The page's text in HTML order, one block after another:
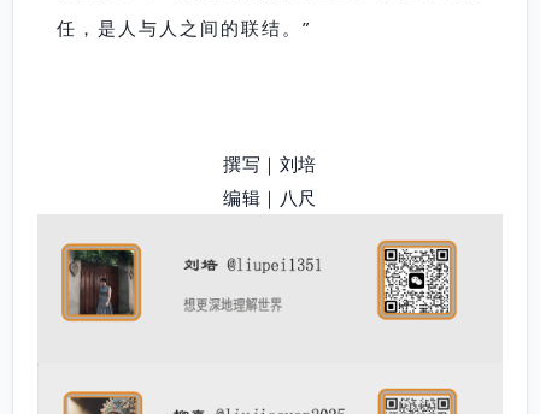
任，是人与人之间的联结。”
撰写｜刘培
编辑｜八尺